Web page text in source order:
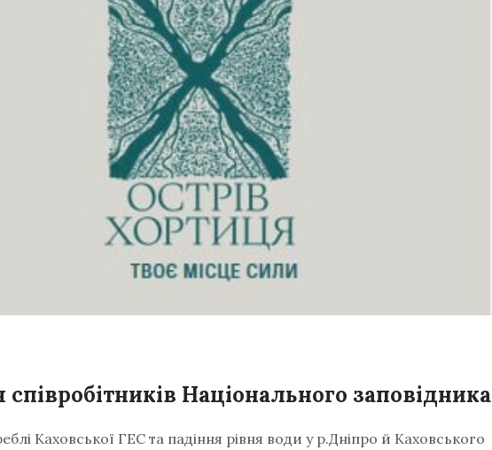
Національного заповідника
Каховської ГЕС та падіння рівня води у р.Дніпро й Каховського